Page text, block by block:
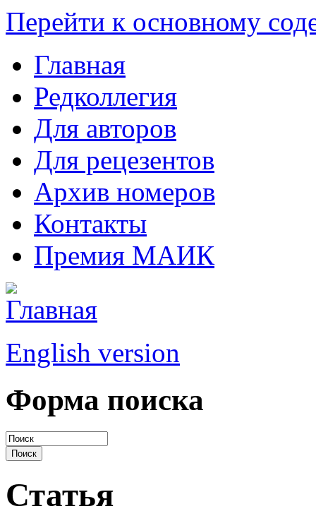
Перейти к основному
Главная
Редколлегия
Для авторов
Для рецезентов
Архив номеров
Контакты
Премия МАИК
English version
Форма поиска
Статья